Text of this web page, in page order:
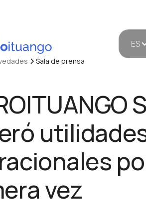
ES
Sala de prensa
vez